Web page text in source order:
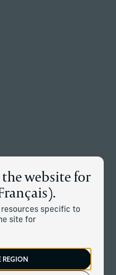
website for
resources specific to
site for
REGION
le Marché
son
privé pour répondre aux